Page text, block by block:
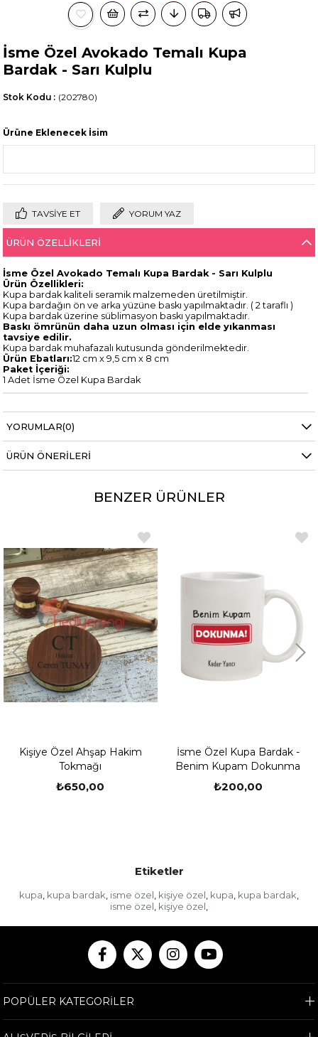
İsme Özel Avokado Temalı Kupa
Bardak - Sarı Kulplu
(202780)
Stok Kodu
Ürüne Eklenecek İsim
TAVSIYE ET YORUM YAZ
ÜRÜN ÖZELLIKLERI
İsme ÖzelAvokado Temalı Kupa Bardak - Sarı Kulplu
Ürün Özellikleri:
Kupa bardak kaliteli seramik malzemeden üretilmiştir.
Kupa bardağın ön ve arka yüzüne baskı yapılmaktadır. ( 2 taraflı )
Kupa bardak üzerine süblimasyon baskı yapılmaktadır.
Baskı ömrünün daha uzun olması için elde yıkanması
tavsiye edilir.
Kupa bardak muhafazalı kutusunda gönderilmektedir.
Ürün Ebatları:12 cm x 9,5 cm x 8 cm
Paket İçeriği:
1 Adet İsme Özel Kupa Bardak
YORUMLAR(0)
ÜRÜN ÖNERILERI
BENZER ÜRÜNLER
Kişiye Özel Ahşap Hakim
Tokmağı
₺650,00
İsme Özel Kupa Bardak -
Benim Kupam Dokunma
₺200,00
Etiketler
kupa, kupa bardak, isme özel, kişiye özel, kupa, kupa bardak,
isme özel, kişiye özel,
POPÜLER KATEGORİLER